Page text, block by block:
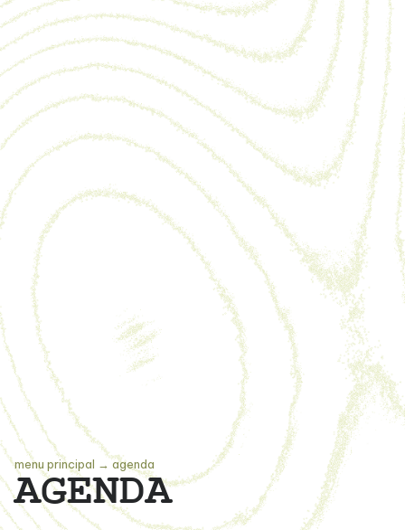
menu principal → agenda
AGENDA